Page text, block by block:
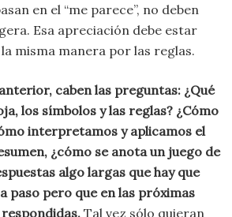
en el “me parece”, no deben
Esa apreciación debe estar
misma manera por las reglas.
caben las preguntas: ¿Qué
los símbolos y las reglas? ¿Cómo
interpretamos y aplicamos el
¿cómo se anota un juego de
algo largas que hay que
paso pero que en las próximas
Tal vez sólo quieran